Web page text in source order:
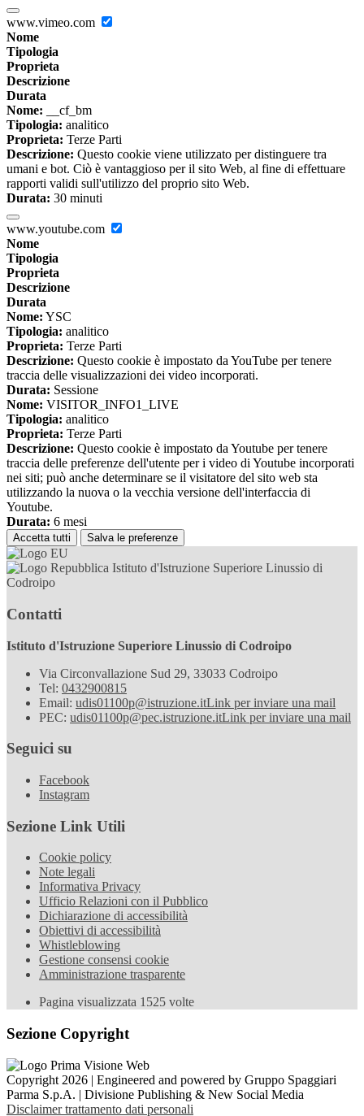
www.vimeo.com
Nome
Tipologia
Proprieta
Descrizione
Durata
Nome: __cf_bm
Tipologia: analitico
Proprieta: Terze Parti
Descrizione: Questo cookie viene utilizzato per distinguere tra
umani e bot. Ciò è vantaggioso per il sito Web, al fine di effettuare
rapporti validi sull'utilizzo del proprio sito Web.
Durata: 30 minuti
www.youtube.com
Nome
Tipologia
Proprieta
Descrizione
Durata
Nome: YSC
Tipologia: analitico
Proprieta: Terze Parti
Descrizione: Questo cookie è impostato da YouTube per tenere
traccia delle visualizzazioni dei video incorporati.
Durata: Sessione
Nome: VISITOR_INFO1_LIVE
Tipologia: analitico
Proprieta: Terze Parti
Descrizione: Questo cookie è impostato da Youtube per tenere
traccia delle preferenze dell'utente per i video di Youtube incorporati
nei siti; può anche determinare se il visitatore del sito web sta
utilizzando la nuova o la vecchia versione dell'interfaccia di
Youtube.
Durata: 6 mesi
Accetta tutti Salva le preferenze
Istituto d'Istruzione Superiore Linussio di
Codroipo
Contatti
Istituto d'Istruzione Superiore Linussio di Codroipo
Via Circonvallazione Sud 29, 33033 Codroipo
Tel: 0432900815
Email: udis01100p@istruzione.itLink per inviare una mail
PEC: udis01100p@pec.istruzione.itLink per inviare una mail
Seguici su
Facebook
Instagram
Sezione Link Utili
Cookie policy
Note legali
Informativa Privacy
Ufficio Relazioni con il Pubblico
Dichiarazione di accessibilità
Obiettivi di accessibilità
Whistleblowing
Gestione consensi cookie
Amministrazione trasparente
Pagina visualizzata 1525 volte
Sezione Copyright
Copyright 2026 | Engineered and powered by Gruppo Spaggiari
Parma S.p.A. | Divisione Publishing & New Social Media
Disclaimer trattamento dati personali